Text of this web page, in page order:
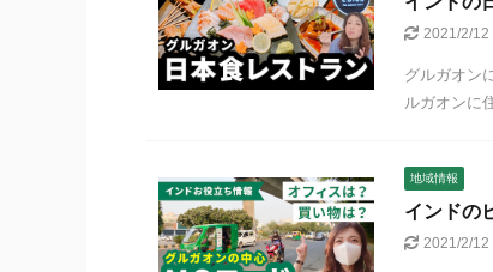
2021/2/12
グルガオン
ルガオンに
地域情報
インドの
2021/2/12